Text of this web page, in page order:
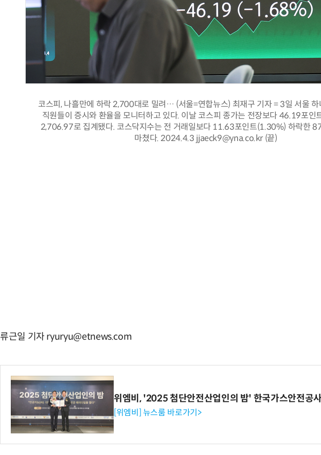
코스피, 나흘만에 하락 2,700대로 밀려… (서울=연합뉴스) 최재구 기자 = 3일 서울 하
직원들이 증시와 환율을 모니터하고 있다. 이날 코스피 종가는 전장보다 46.19포인
2,706.97로 집계됐다. 코스닥지수는 전 거래일보다 11.63포인트(1.30%) 하락한
마쳤다. 2024.4.3 jjaeck9@yna.co.kr (끝)
류근일 기자 ryuryu@etnews.com
위엠비, '2025 첨단안전산업인의 밤' 한국가스안전공
[위엠비] 뉴스룸 바로가기>